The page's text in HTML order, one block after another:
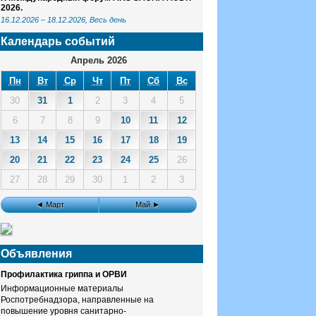
2026.
16.12.2026 – 18.12.2026 , Весь день
Календарь событий
Апрель 2026
Пн
Вт Ср Чт Пт Сб
Вс
30
31 1 2 3 4
5
6
7 8 9 10 11
12
13
14 15 16 17 18
19
20
21 22 23 24 25
26
27
28 29 30 1 2 3
◄ Март Май ►
Объявления
Профилактика гриппа и ОРВИ
Информационные материалы
Роспотребнадзора, направленные на
повышение уровня санитарно-